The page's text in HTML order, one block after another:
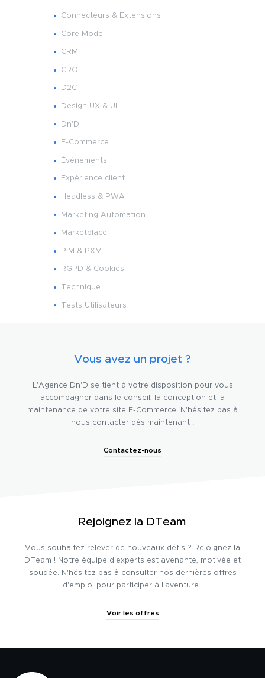
Connecteurs & Extensions
Core Model
CRM
CRO
D2C
Design UX & UI
Dn'D
E-Commerce
Événements
Expérience client
Headless & PWA
Marketing Automation
Marketplace
PIM & PXM
RGPD & Cookies
Technique
Tests Utilisateurs
Vous avez un projet ?
L'Agence Dn'D se tient à votre disposition pour vous
accompagner dans le conseil, la conception et la
maintenance de votre site E-Commerce. N'hésitez pas à
nous contacter dès maintenant !
Contactez-nous
Rejoignez la DTeam
Vous souhaitez relever de nouveaux défis ? Rejoignez la
DTeam ! Notre équipe d'experts est avenante, motivée et
soudée. N'hésitez pas à consulter nos dernières offres
d'emploi pour participer à l'aventure !
Voir les offres